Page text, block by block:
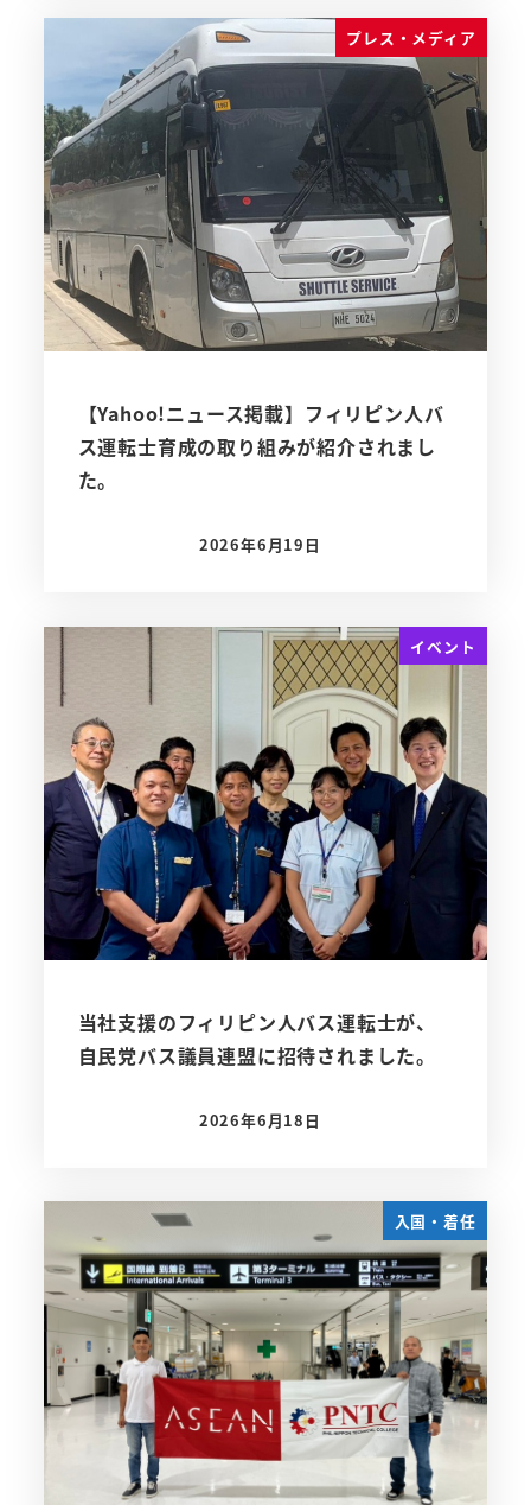
プレス・メディア
【Yahoo!ニュース掲載】フィリピン人バ
ス運転士育成の取り組みが紹介されまし
た。
投稿日
2026年6月19日
イベント
当社支援のフィリピン人バス運転士が、
自民党バス議員連盟に招待されました。
投稿日
2026年6月18日
入国・着任